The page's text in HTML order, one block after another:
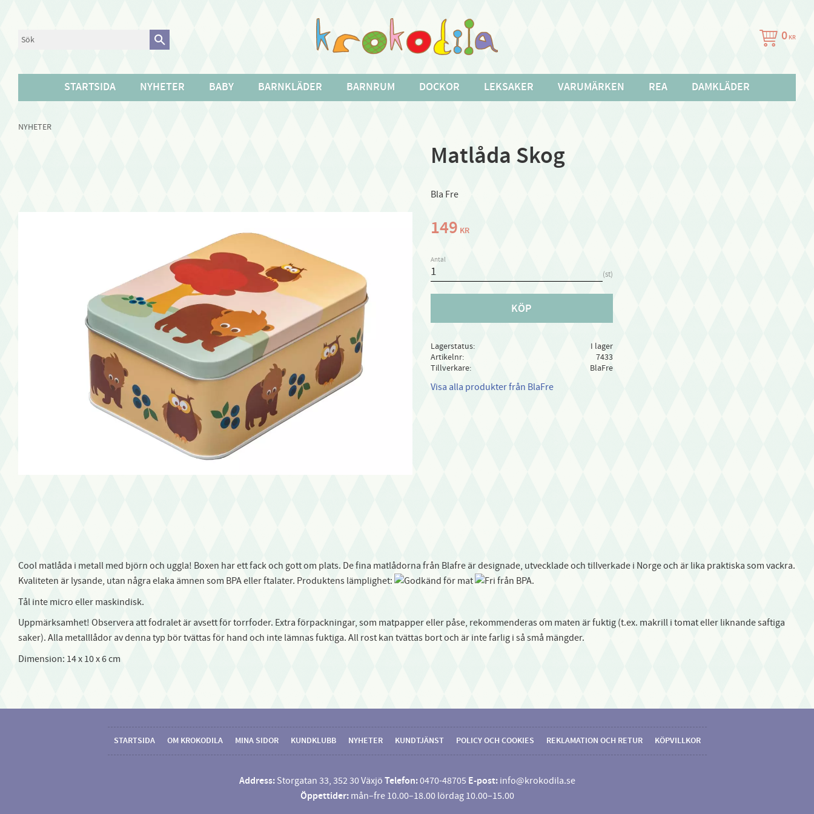
0 KR
STARTSIDA NYHETER BABY BARNKLÄDER BARNRUM DOCKOR LEKSAKER VARUMÄRKEN REA DAMKLÄDER
NYHETER
Matlåda Skog
Bla Fre
149 KR
Antal
st
KÖP
Lagerstatus
I lager
Artikelnr
7433
Tillverkare
BlaFre
Visa alla produkter från BlaFre
Cool matlåda i metall med björn och uggla! Boxen har ett fack och gott om plats. De fina matlådorna från Blafre är designade, utvecklade och tillverkade i Norge och är lika praktiska som vackra.
Kvaliteten är lysande, utan några elaka ämnen som BPA eller ftalater. Produktens lämplighet:
.
Tål inte micro eller maskindisk.
Uppmärksamhet! Observera att fodralet är avsett för torrfoder. Extra förpackningar, som matpapper eller påse, rekommenderas om maten är fuktig (t.ex. makrill i tomat eller liknande saftiga
saker). Alla metalllådor av denna typ bör tvättas för hand och inte lämnas fuktiga. All rost kan tvättas bort och är inte farlig i så små mängder.
Dimension: 14 x 10 x 6 cm
STARTSIDA OM KROKODILA MINA SIDOR KUNDKLUBB NYHETER KUNDTJÄNST POLICY OCH COOKIES REKLAMATION OCH RETUR KÖPVILLKOR
Address:Storgatan 33, 352 30 Växjö Telefon:0470-48705 E-post: info@krokodila.se
Öppettider:mån–fre 10.00–18.00 lördag 10.00–15.00